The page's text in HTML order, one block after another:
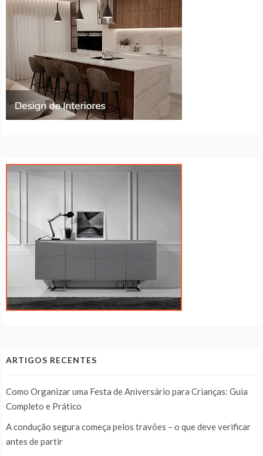
ARTIGOS RECENTES
Como Organizar uma Festa de Aniversário para Crianças: Guia
Completo e Prático
A condução segura começa pelos travões – o que deve verificar
antes de partir